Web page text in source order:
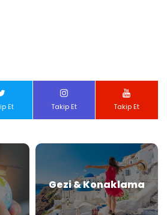
Et Takip Et Takip Et
Gezi & Konaklama